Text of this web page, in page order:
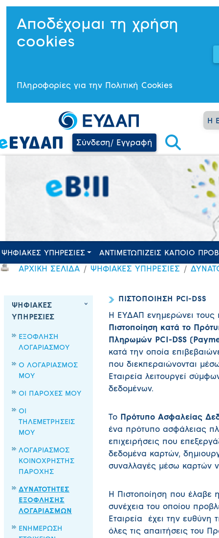
Αποδέχομαι τη χρήση
cookies
Πληροφορίες για την Πολιτική Cookies
Η
Σύνδεση/ Εγγραφή
ΨΗΦΙΑΚΕΣ ΥΠΗΡΕΣΙΕΣ ΑΝΤΙΜΕΤΩΠΙΖΕΙΣ ΚΑΠΟΙΟ
ΑΡΧΙΚΗ ΣΕΛΙΔΑ ΨΗΦΙΑΚΕΣ ΥΠΗΡΕΣΙΕΣ
ΨΗΦΙΑΚΕΣ
ΥΠΗΡΕΣΙΕΣ
ΕΞΟΦΛΗΣΗ
ΛΟΓΑΡΙΑΣΜΟΥ
Ο ΛΟΓΑΡΙΑΣΜΟΣ
ΜΟΥ
ΟΙ ΠΑΡΟΧΕΣ ΜΟΥ
ΟΙ
ΤΗΛΕΜΕΤΡΗΣΕΙΣ
ΜΟΥ
ΛΟΓΑΡΙΑΣΜΟΣ
ΚΟΙΝΟΧΡΗΣΤΗΣ
ΠΑΡΟΧΗΣ
ΔΥΝΑΤΟΤΗΤΕΣ
ΕΞΟΦΛΗΣΗΣ
ΛΟΓΑΡΙΑΣΜΩΝ
ΕΝΗΜΕΡΩΣΗ
ΠΙΣΤΟΠΟΙΗΣΗ PCI-DSS
Η ΕΥΔΑΠ ενημερώνει τους
Πιστοποίηση κατά το
Πληρωμών PCI-DSS
κατά την οποία
που διεκπεραιώνονται
Εταιρεία λειτουργεί
δεδομένων.
Το
Πρότυπο Ασφαλείας
ένα πρότυπο ασφάλειας
επιχειρήσεις που
δεδομένα καρτών,
συναλλαγές μέσω καρτών
Η Πιστοποίηση που έλαβε
συνέχεια του οποίου
Εταιρεία έχει την
όλες τις απαιτήσεις του